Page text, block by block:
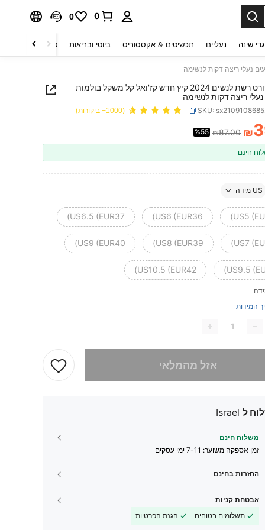
0
0
שינה נעליים תכשיטים & אקססוריס ביוטי ובריאות טקסטיל לבית
נעלי ספורט רשת לנשים 2024 קיץ חדש קז'ואל קל משקל בולמות
נעלי ריצה דקות לנשימה
SKU: (1000+ ביקורות)
PRICE AND ₪
₪87.00
%55
חינם
US מידה
US5
US6 (EUR36)
US6.5 (EUR37)
US7
US8 (EUR39)
US9 (EUR40)
US9.5
US10.5 (EUR42)
המידות
אזל מהמלאי
ל Israel
משלוח חינם
זמן אספקה ​​משוער: 7-11 ימי עסקים
החזרות בחינם
אבטחת קניות
תשלומים בטוחים
הגנת הפרטיות